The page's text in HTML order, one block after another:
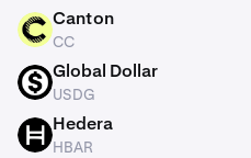
Canton
CC
USDG Global Dollar
USDG
HBAR Hedera
HBAR